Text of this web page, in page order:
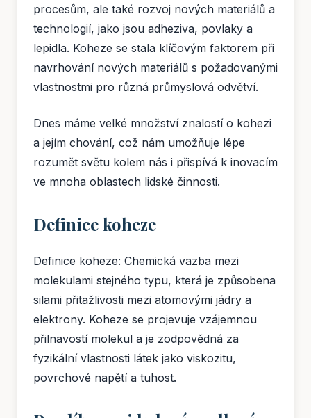
procesům, ale také rozvoj nových materiálů a
technologií, jako jsou adheziva, povlaky a
lepidla. Koheze se stala klíčovým faktorem při
navrhování nových materiálů s požadovanými
vlastnostmi pro různá průmyslová odvětví.
Dnes máme velké množství znalostí o kohezi
a jejím chování, což nám umožňuje lépe
rozumět světu kolem nás i přispívá k inovacím
ve mnoha oblastech lidské činnosti.
Definice koheze
Definice koheze: Chemická vazba mezi
molekulami stejného typu, která je způsobena
silami přitažlivosti mezi atomovými jádry a
elektrony. Koheze se projevuje vzájemnou
přilnavostí molekul a je zodpovědná za
fyzikální vlastnosti látek jako viskozitu,
povrchové napětí a tuhost.